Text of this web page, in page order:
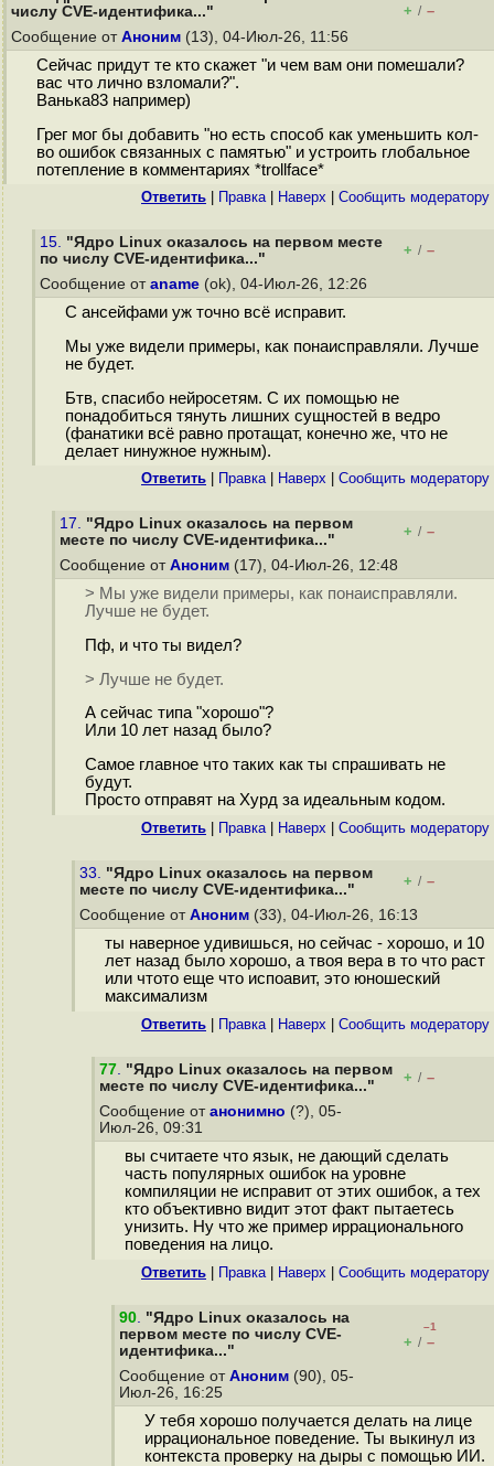
числу CVE-идентифика..."
+ / –
Сообщение от Аноним (13), 04-Июл-26, 11:56
Сейчас придут те кто скажет "и чем вам они помешали?
вас что лично взломали?".
Ванька83 например)
Грег мог бы добавить "но есть способ как уменьшить кол-
во ошибок связанных с памятью" и устроить глобальное
потепление в комментариях *trollface*
Ответить Правка| Наверх Cообщить модератору
15. "Ядро Linux оказалось на первом месте
по числу CVE-идентифика..."
+ / –
Сообщение от aname (ok), 04-Июл-26, 12:26
С ансейфами уж точно всё исправит.
Мы уже видели примеры, как понаисправляли. Лучше
не будет.
Бтв, спасибо нейросетям. С их помощью не
понадобиться тянуть лишних сущностей в ведро
(фанатики всё равно протащат, конечно же, что не
делает нинужное нужным).
Ответить Правка| Наверх Cообщить модератору
17. "Ядро Linux оказалось на первом
месте по числу CVE-идентифика..."
+ / –
Сообщение от Аноним (17), 04-Июл-26, 12:48
> Мы уже видели примеры, как понаисправляли.
Лучше не будет.
Пф, и что ты видел?
> Лучше не будет.
А сейчас типа "хорошо"?
Или 10 лет назад было?
Самое главное что таких как ты спрашивать не
будут.
Просто отправят на Хурд за идеальным кодом.
Ответить Правка| Наверх Cообщить модератору
33. "Ядро Linux оказалось на первом
месте по числу CVE-идентифика..."
+ / –
Сообщение от Аноним (33), 04-Июл-26, 16:13
ты наверное удивишься, но сейчас - хорошо, и 10
лет назад было хорошо, а твоя вера в то что раст
или чтото еще что испоавит, это юношеский
максимализм
Ответить Правка| Наверх Cообщить модератору
77. "Ядро Linux оказалось на первом
месте по числу CVE-идентифика..."
+ / –
Сообщение от анонимно (?), 05-
Июл-26, 09:31
вы считаете что язык, не дающий сделать
часть популярных ошибок на уровне
компиляции не исправит от этих ошибок, а тех
кто объективно видит этот факт пытаетесь
унизить. Ну что же пример иррационального
поведения на лицо.
Ответить Правка| Наверх Cообщить модератору
90. "Ядро Linux оказалось на
первом месте по числу CVE-
идентифика..."
–1
+ / –
Сообщение от Аноним (90), 05-
Июл-26, 16:25
У тебя хорошо получается делать на лице
иррациональное поведение. Ты выкинул из
контекста проверку на дыры с помощью ИИ.